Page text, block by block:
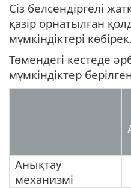
Сіз белсендіргелі
қазір орнатылған
мүмкіндіктері көбірек.
Төмендегі кестеде
мүмкіндіктер
Анықтау
механизмі